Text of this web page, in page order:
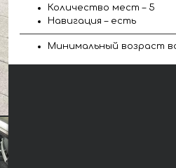
Количество мест – 5
Навигация – есть
Минимальный возраст